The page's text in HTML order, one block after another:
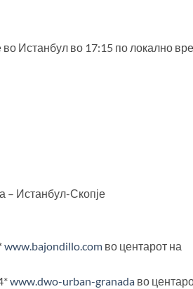
Истанбул во 17:15 по локално
– Истанбул-Скопје
www.bajondillo.com во центарот на
www.dwo-urban-granada во